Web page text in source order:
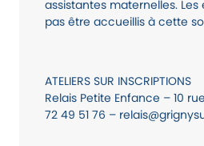
assistantes maternelles.
pas être accueillis à cette
ATELIERS SUR INSCRIPTIONS
Relais Petite Enfance – 10
72 49 51 76 –